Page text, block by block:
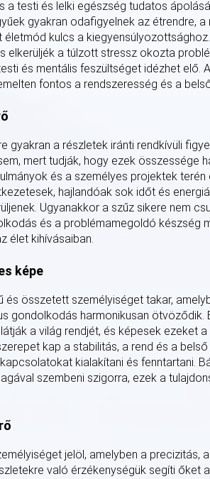
a testi és lelki egészség tudatos
gyakran odafigyelnek az étrendre,
életmód kulcs a
elkerüljék a túlzott stressz okozta
és mentális feszültséget idézhet elő.
fontos a rendszeresség és a
gyakran a részletek iránti rendkívüli
mert tudják, hogy ezek összessége
és a személyes projektek
hajlandóak sok időt és
Ugyanakkor a szűz sikere nem
és a problémamegoldó készség
élet kihívásaiban.
képe
és összetett személyiséget takar,
gondolkodás harmonikusan ötvöződik.
a világ rendjét, és képesek ezeket
kap a stabilitás, a rend és a
kialakítani és fenntartani.
szembeni szigorra, ezek a
jelöl, amelyben a precizitás,
való érzékenységük segíti őket